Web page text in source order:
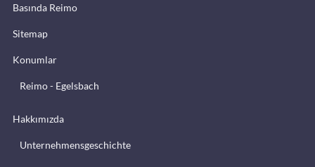
Basında Reimo
Sitemap
Konumlar
Reimo - Egelsbach
Hakkımızda
Unternehmensgeschichte